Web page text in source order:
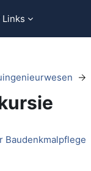
Links
Baudenkmalpflege